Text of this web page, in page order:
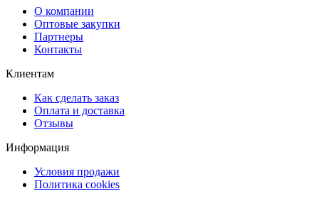
О компании
Оптовые закупки
Партнеры
Контакты
Клиентам
Как сделать заказ
Оплата и доставка
Отзывы
Информация
Условия продажи
Политика cookies